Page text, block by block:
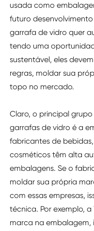
usada como
futuro
garrafa de vidro quer
tendo uma
sustentável, eles
regras, moldar sua
topo no mercado.
Claro, o principal
garrafas de vidro é a
fabricantes de
cosméticos têm alta
embalagens. Se o
moldar sua própria
com essas empresas,
técnica. Por exemplo,
marca na